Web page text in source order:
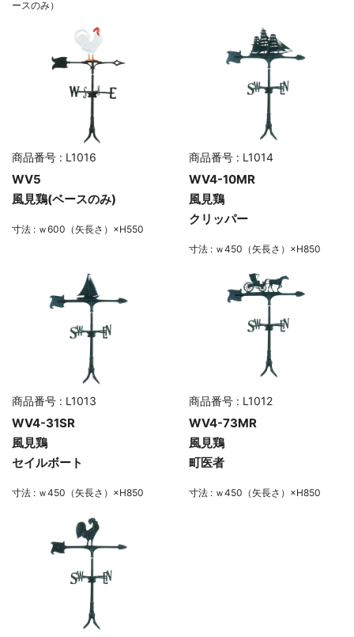
ースのみ）
商品番号 : L1016
WV5
風見鶏(ベースのみ)
寸法 : ｗ600（矢長さ）×H550
商品番号 : L1014
WV4-10MR
風見鶏
クリッパー
寸法 : ｗ450（矢長さ）×H850
商品番号 : L1013
WV4-31SR
風見鶏
セイルボート
寸法 : ｗ450（矢長さ）×H850
商品番号 : L1012
WV4-73MR
風見鶏
町医者
寸法 : ｗ450（矢長さ）×H850